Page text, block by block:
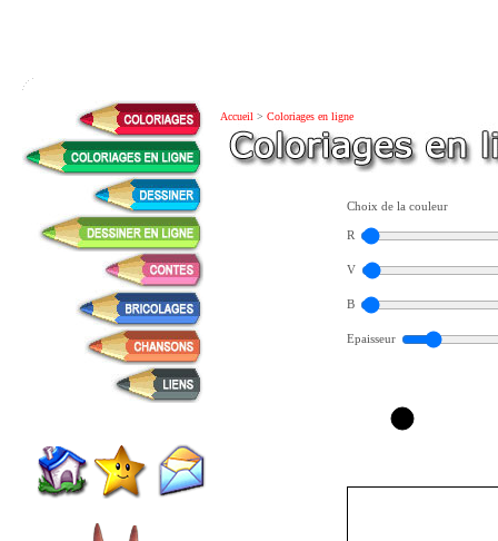
Accueil > Coloriages en ligne
Choix de la couleur
R
V
B
Epaisseur